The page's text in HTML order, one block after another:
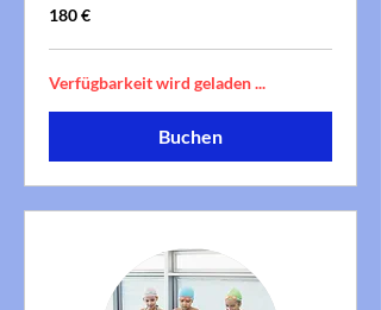
180
Euro
180 €
Verfügbarkeit wird geladen ...
Buchen